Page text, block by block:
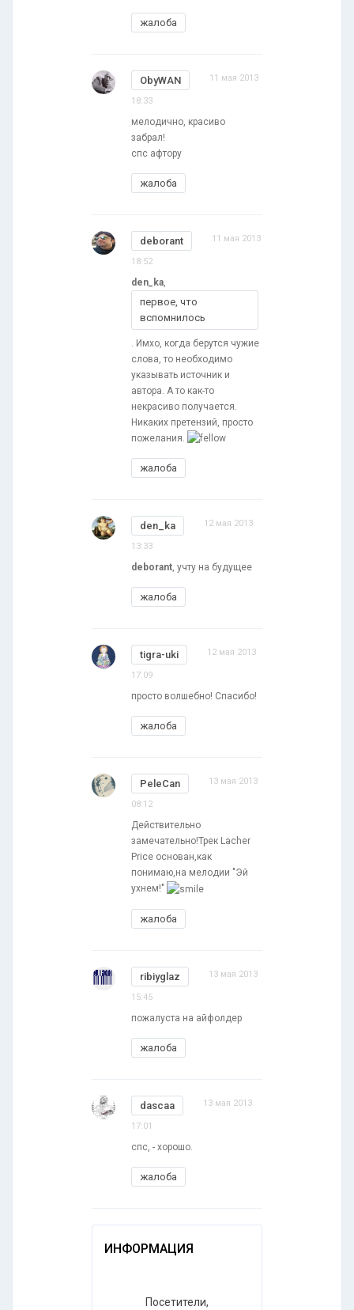
жалоба
ObyWAN 11 мая 2013
18:33
мелодично, красиво
забрал!
спс афтору
жалоба
deborant 11 мая 2013
18:52
den_ka
первое, что
вспомнилось
. Имхо, когда берутся чужие
слова, то необходимо
указывать источник и
автора. А то как-то
некрасиво получается.
Никаких претензий, просто
пожелания.
жалоба
den_ka 12 мая 2013
13:33
deborant, учту на будущее
жалоба
tigra-uki 12 мая 2013
17:09
просто волшебно! Спасибо!
жалоба
PeleCan 13 мая 2013
08:12
Действительно
замечательно!Трек Lacher
Price основан,как
понимаю,на мелодии "Эй
ухнем!"
жалоба
ribiyglaz 13 мая 2013
15:45
пожалуста на айфолдер
жалоба
dascaa 13 мая 2013
17:01
спс, - хорошо.
жалоба
ИНФОРМАЦИЯ
Посетители,